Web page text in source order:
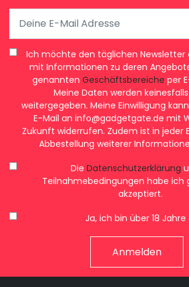
Ich möchte den täglichen Newsletter
mit Informationen zu deren
genannten Geschäftsbereiche per
Meine Daten werden
weitergegeben. Meine Einwilligung
E-Mail an info@gadgetgate.de mit
Zukunft widerrufen. Zudem ist in jeder
Abbestellung weiterer
Die Datenschutzerklärung
Teilnahmebedingungen habe ich
akzeptiert.
Ja, ich bin über 18 Jahre